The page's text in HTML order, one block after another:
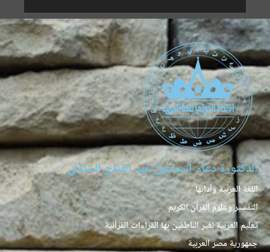
الدكتورة دعاء إسماعيل عبد الفتاح الشاذلي
اللغة العربية وآدابها
التفسير وعلوم القرآن الكريم
تعليم العربية لغير الناطقين بها القراءات القرآنية
جمهورية مصر العربية